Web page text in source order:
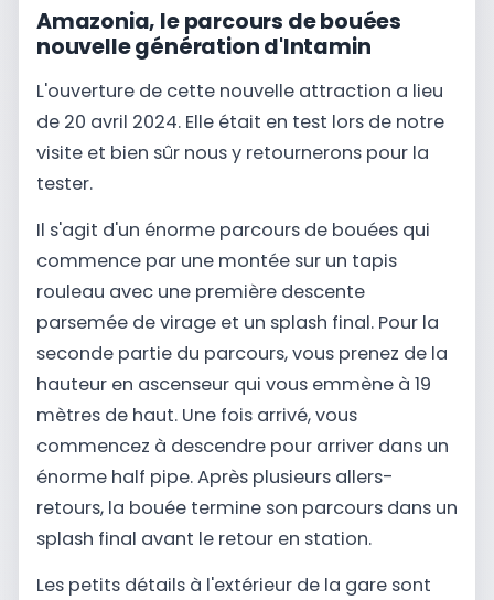
Amazonia, le parcours de bouées
nouvelle génération d'Intamin
L'ouverture de cette nouvelle attraction a lieu
de 20 avril 2024. Elle était en test lors de notre
visite et bien sûr nous y retournerons pour la
tester.
Il s'agit d'un énorme parcours de bouées qui
commence par une montée sur un tapis
rouleau avec une première descente
parsemée de virage et un splash final. Pour la
seconde partie du parcours, vous prenez de la
hauteur en ascenseur qui vous emmène à 19
mètres de haut. Une fois arrivé, vous
commencez à descendre pour arriver dans un
énorme half pipe. Après plusieurs allers-
retours, la bouée termine son parcours dans un
splash final avant le retour en station.
Les petits détails à l'extérieur de la gare sont